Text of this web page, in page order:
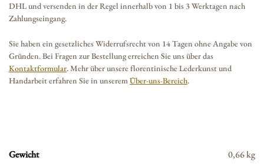
DHL und versenden in der Regel innerhalb von 1 bis 3 Werktagen nach
Zahlungseingang.
Sie haben ein gesetzliches Widerrufsrecht von 14 Tagen ohne Angabe von
Gründen. Bei Fragen zur Bestellung erreichen Sie uns über das
Kontaktformular. Mehr über unsere florentinische Lederkunst und
Handarbeit erfahren Sie in unseremÜber-uns-Bereich.
Gewicht 0,66 kg